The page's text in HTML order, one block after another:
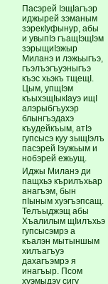
Пасэрей IэщIагъэр
иджырей зэманым
зэрекIуфынур, абы
и увыпIэ гъащIэщIэм
зэрыщиIэжыр
Миланэ и лэжьыгъэ,
гъэлъэгъуэныгъэ
къэс хьэкъ тщещI.
Цым, упщIэм
къыхэщIыкIауэ ищI
алэрыбгъухэр
блынгъэдахэ
къудейкъым, атIэ
гупсысэ куу зыщIэлъ
пасэрей Iэужьым и
нобэрей ежьущ.
Иджы Миланэ ди
пащхьэ кърилъхьар
анагъэм, бын
пIыным хуэгъэпсащ.
Телъыджэщ абы
Хъалилым щIилъхьэ
гупсысэмрэ а
къалэн мытыншым
хилъагъуэ
дахагъэмрэ я
инагъыр. Псом
хуэмыдэу сигу